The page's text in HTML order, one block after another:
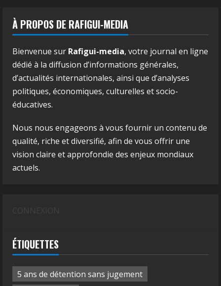
À PROPOS DE RAFIGUI-MEDIA
Bienvenue sur Rafigui-media, votre journal en ligne
dédié à la diffusion d’informations générales,
d’actualités internationales, ainsi que d’analyses
politiques, économiques, culturelles et socio-
éducatives.
Nous nous engageons à vous fournir un contenu de
qualité, riche et diversifié, afin de vous offrir une
vision claire et approfondie des enjeux mondiaux
actuels.
ÉTIQUETTES
5 ans de détention sans jugement